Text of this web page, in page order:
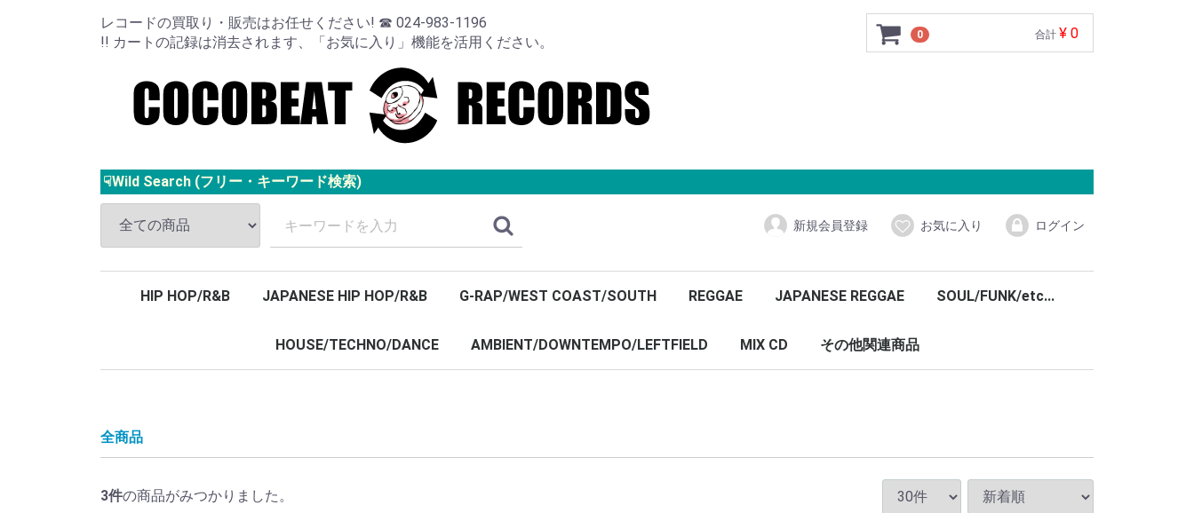
レコードの買取り・販売はお任せください! ☎ 024-983-1196
!! カートの記録は消去されます、「お気に入り」機能を活用ください。
0 合計 ¥ 0
☟Wild Search (フリー・キーワード検索)
新規会員登録 お気に入り ログイン
HIP HOP/R&B JAPANESE HIP HOP/R&B G-RAP/WEST COAST/SOUTH REGGAE JAPANESE REGGAE SOUL/FUNK/etc...
HOUSE/TECHNO/DANCE AMBIENT/DOWNTEMPO/LEFTFIELD MIX CD その他関連商品
全商品
3件の商品がみつかりました。